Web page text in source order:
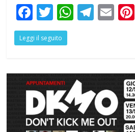
F
ac
e
o
o
k
T
w
itt
W
h
A
p
p
T
el
a
m
E
m
Leggi il seguito